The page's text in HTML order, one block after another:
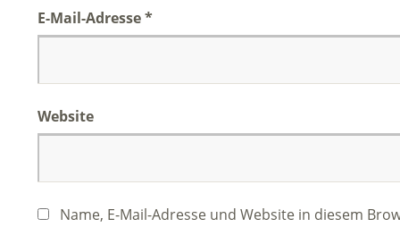
E-Mail-Adresse*
Website
Name, E-Mail-Adresse und Website in diesem